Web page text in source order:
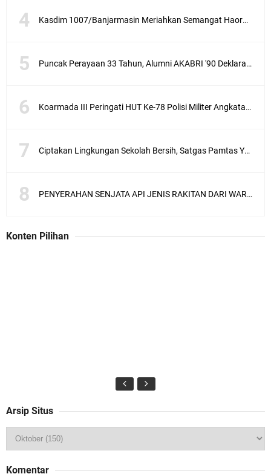
Kasdim 1007/Banjarmasin Meriahkan Semangat Haornas Dengan Senam Bersama Dan Lomba Olahraga Tradisional
Puncak Perayaan 33 Tahun, Alumni AKABRI '90 Deklarasikan Pemilu Damai Serentak Tahun 2024
Koarmada III Peringati HUT Ke-78 Polisi Militer Angkatan Laut
Ciptakan Lingkungan Sekolah Bersih, Satgas Pamtas Yonif 711/Rks Melaksanakan Karya Bakti
PENYERAHAN SENJATA API JENIS RAKITAN DARI WARGA KEPADA ANGGOTA SATGAS PAMTAS RI - MLY YONARMED 10/ BRADJAMUSTI
Konten Pilihan
Arsip Situs
Komentar